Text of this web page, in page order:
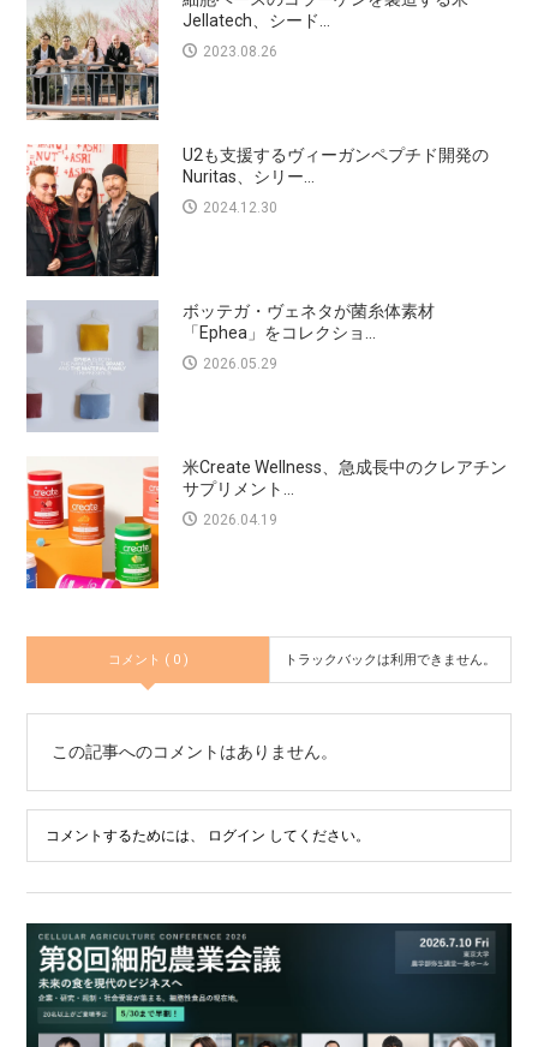
Jellatech、シード...
2023.08.26
U2も支援するヴィーガンペプチド開発の
Nuritas、シリー...
2024.12.30
ボッテガ・ヴェネタが菌糸体素材
「Ephea」をコレクショ...
2026.05.29
米Create Wellness、急成長中のクレアチン
サプリメント...
2026.04.19
コメント ( 0 ) トラックバックは利用できません。
この記事へのコメントはありません。
コメントするためには、 ログイン してください。